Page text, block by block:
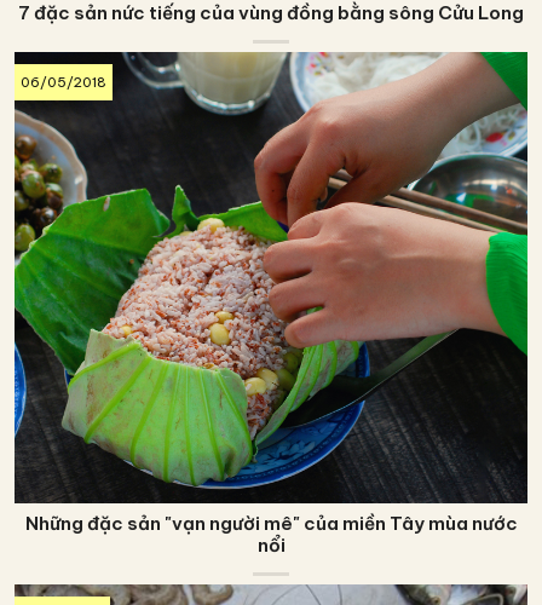
7 đặc sản nức tiếng của vùng đồng bằng sông Cửu Long
06/05/2018
Những đặc sản "vạn người mê" của miền Tây mùa nước
nổi